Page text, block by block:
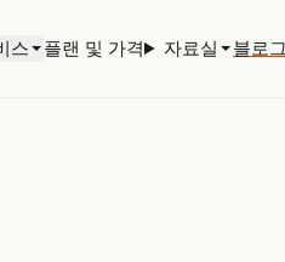
스 플랜 및 가격 자료실 블로그